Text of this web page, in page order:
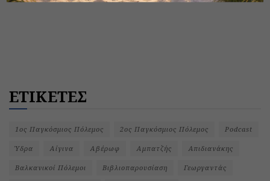
ΕΤΙΚΕΤΕΣ
1ος Παγκόσμιος Πόλεμος 2ος Παγκόσμιος Πόλεμος Podcast
Ύδρα Αίγινα Αβέρωφ Αμπατζής Απιδιανάκης
Βαλκανικοί Πόλεμοι Βιβλιοπαρουσίαση Γεωργαντάς